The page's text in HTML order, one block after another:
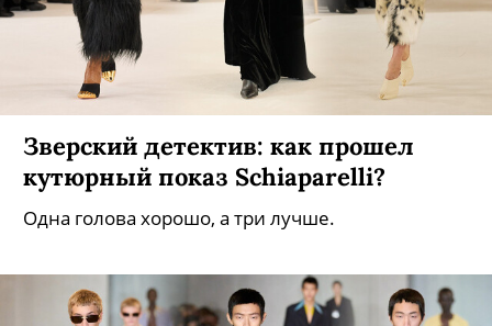
Зверский детектив: как прошел
кутюрный показ Schiaparelli?
Одна голова хорошо, а три лучше.